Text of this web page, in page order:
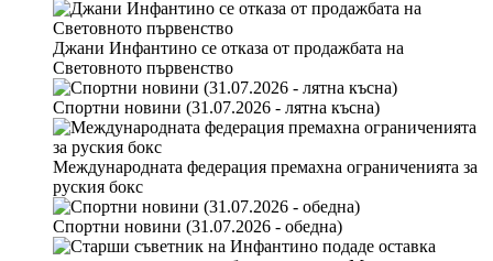
Джани Инфантино се отказа от продажбата на
Световното първенство
Спортни новини (31.07.2026 - лятна късна)
Международната федерация премахна ограниченията за
руския бокс
Спортни новини (31.07.2026 - обедна)